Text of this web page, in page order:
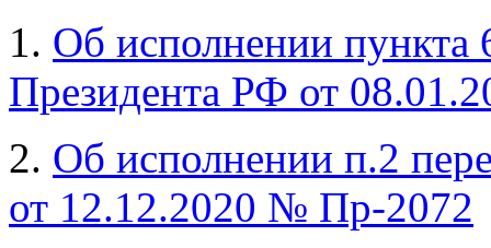
1. Об исполнении пункта
Президента РФ от
2. Об исполнении п.2
от 12.12.2020 № Пр-2072